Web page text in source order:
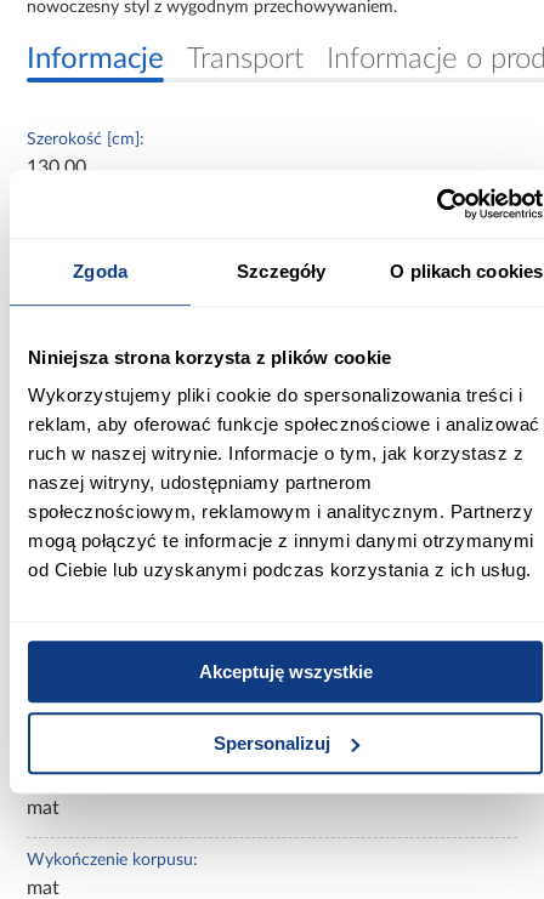
Zgoda Szczegóły O plikach cookies
Niniejsza strona korzysta z plików cookie
Wykorzystujemy pliki cookie do spersonalizowania treści i
reklam, aby oferować funkcje społecznościowe i analizować
ruch w naszej witrynie. Informacje o tym, jak korzystasz z
naszej witryny, udostępniamy partnerom
społecznościowym, reklamowym i analitycznym. Partnerzy
mogą połączyć te informacje z innymi danymi otrzymanymi
od Ciebie lub uzyskanymi podczas korzystania z ich usług.
Akceptuję wszystkie
Spersonalizuj
nowoczesny styl z wygodnym przechowywaniem.
Informacje Transport Informacje o
Szerokość [cm]:
130.00
beżowy
Kolor korpusu:
beżowy
Wybarwienie:
beżowe
bez lustra
Ilość drzwi:
Wykończenie frontów:
mat
Wykończenie korpusu:
mat